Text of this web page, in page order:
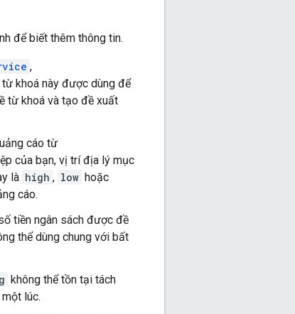
để biết thêm thông tin.
,
khoá này được dùng để
từ khoá và tạo đề xuất
cáo từ
của bạn, vị trí địa lý mục
là high , low hoặc
cáo.
tiền ngân sách được đề
thể dùng chung với bất
không thể tồn tại tách
lúc.